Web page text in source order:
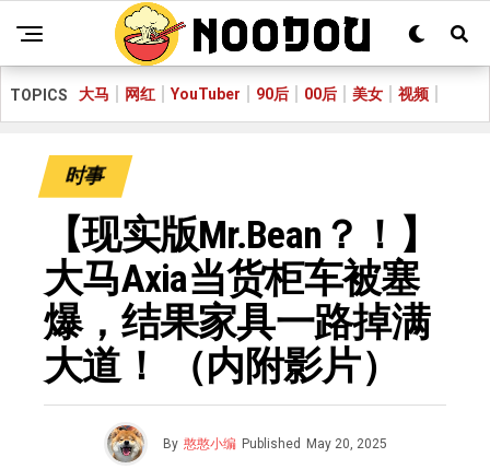
TOPICS 大马 网红 YouTuber 90后 00后 美女 视频
时事
【现实版Mr.Bean？！】
大马Axia当货柜车被塞
爆，结果家具一路掉满
大道！ （内附影片）
By 憨憨小编 Published May 20, 2025